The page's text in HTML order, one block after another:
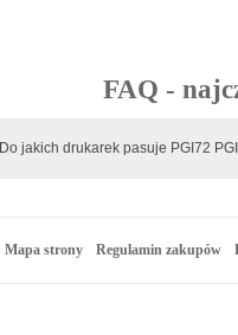
FAQ -
Do jakich drukarek pasuje PGI72
Mapa strony Regulamin zakupów